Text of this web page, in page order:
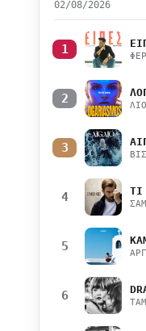
02/08/2026
1
2
3
4
5
6